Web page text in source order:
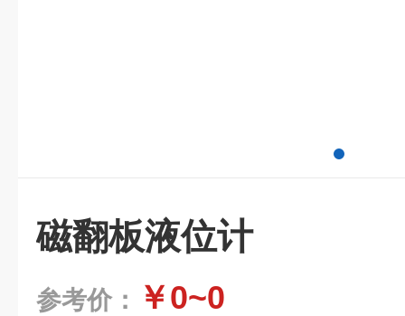
磁翻板液位计
参考价： ￥0~0